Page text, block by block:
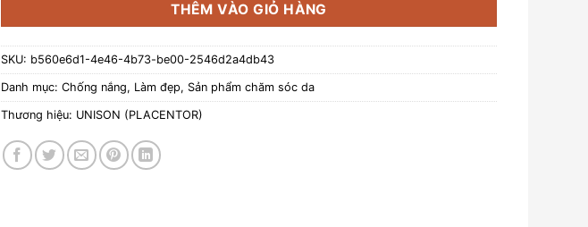
THÊM VÀO GIỎ HÀNG
SKU: b560e6d1-4e46-4b73-be00-2546d2a4db43
Danh mục: Chống nắng, Làm đẹp, Sản phẩm chăm sóc da
Thương hiệu: UNISON (PLACENTOR)